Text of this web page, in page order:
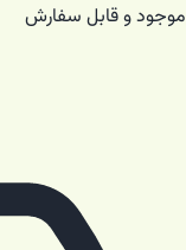
موجود و قابل سفارش